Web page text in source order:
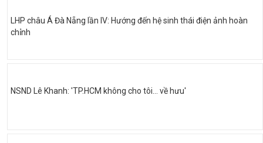
LHP châu Á Đà Nẵng lần IV: Hướng đến hệ sinh thái điện ảnh hoàn
chỉnh
NSND Lê Khanh: 'TP.HCM không cho tôi… về hưu'